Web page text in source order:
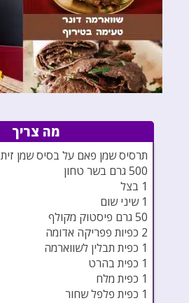
מה צריך
תרסיס שמן פאם על בסיס שמן זית
500 גרם בשר טחון
1 בצל
1 שיני שום
50 גרם פיסטוק מקולף
2 כפיות פפריקה אדומה
1 כפית תבלין לשווארמה
1 כפית בהרט
1 כפית מלח
1 כפית פלפל שחור